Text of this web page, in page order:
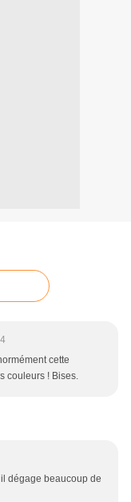
cette
couleurs ! Bises.
dégage beaucoup de